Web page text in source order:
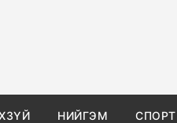
НИЙГЭМ СПОРТ